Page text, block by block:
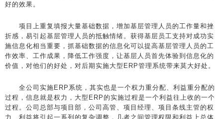
好的效果。
项目上重复填报大量基础数据，增加基层管理人员的工作量和挫
折感，易引起基层管理人员的抵触情绪。获得基层员工支持对成功实
施信息化相当重要，抓基础数据的信息化可以提高基层管理人员的工
作效率、工作成果，降低工作强度，让基层人员首先体验到信息化的
价值，对他们的好处，对后期实施大型ERP管理系统带来莫大好处。
全公司实施ERP系统，其实也是一个权力重分配、利益重分配的
过程，信息就是权力，大型ERP的实施过程是一个利益往上收的一个
过程。公司总部与项目部，公司高管、项目经理、项目条线主管的权
力、利益将引起一系列的复杂调整，几者之间管理权限和利益上总体